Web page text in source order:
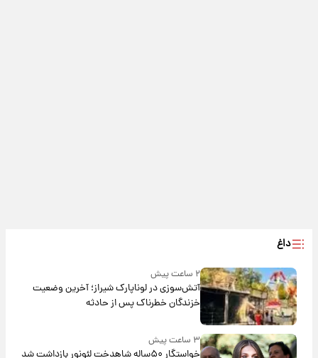
داغ
۲ ساعت پیش
آتش‌سوزی در لوناپارک شیراز؛ آخرین وضعیت
خزندگان خطرناک پس از حادثه
۳ ساعت پیش
خواستگار ۵۰ساله شاهدخت لئونور بازداشت شد